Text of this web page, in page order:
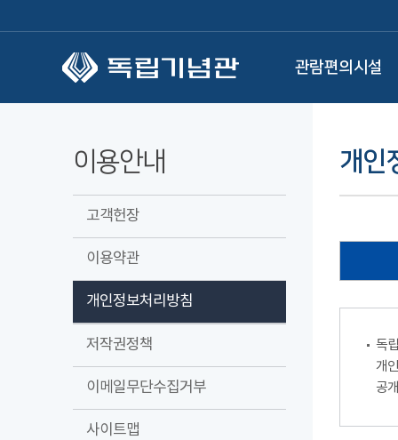
관람편의시설
이용안내
고객헌장
이용약관
개인정보처리방침
저작권정책
이메일무단수집거부
사이트맵
개인
독
개
공